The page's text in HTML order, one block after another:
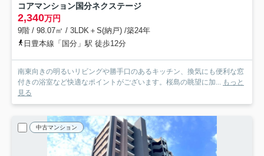
コアマンション国分ネクステージ
2,340万円
9階 / 98.07㎡ / 3LDK＋S(納戸) /築24年
日豊本線「国分」駅 徒歩12分
南東向きの明るいリビングや勝手口のあるキッチン、換気にも便利な窓
付きの浴室など快適なポイントがございます。桜島の眺望に加...
もっと
見る
中古マンション